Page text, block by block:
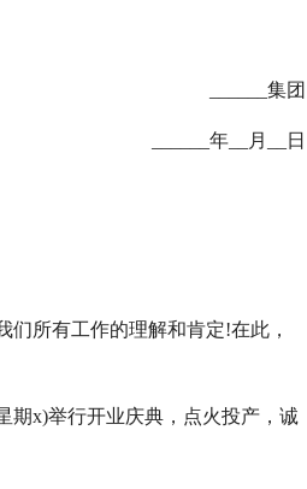
______集团
______年__月__日
所有工作的理解和肯定!在此，
期x)举行开业庆典，点火投产，诚